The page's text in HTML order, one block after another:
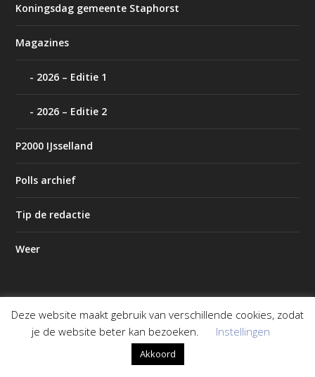
Koningsdag gemeente Staphorst
Magazines
2026 – Editie 1
2026 – Editie 2
P2000 IJsselland
Polls archief
Tip de redactie
Weer
Ontworpen doorElegant Themes| Mogelijk gemaakt door
WordPress
Deze website maakt gebruik van verschillende cookies, zodat
je de website beter kan bezoeken.
Instellingen
Akkoord